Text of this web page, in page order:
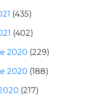
(435)
(402)
2020 (229)
2020 (188)
(217)